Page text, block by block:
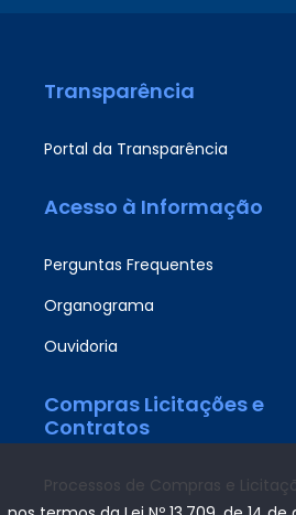
Transparência
Portal da Transparência
Acesso à Informação
Perguntas Frequentes
Organograma
Ouvidoria
Compras Licitações e
Contratos
Processos de Compras e